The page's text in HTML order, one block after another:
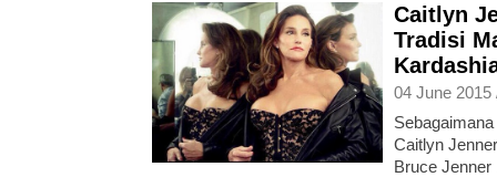
Caitlyn
Tradisi
04 June
Caitlyn
Bruce Jenner